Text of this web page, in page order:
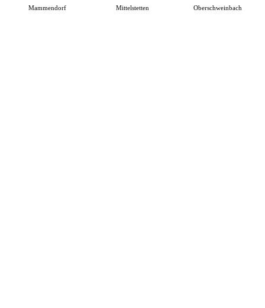
Mammendorf Mittelstetten Oberschweinbach